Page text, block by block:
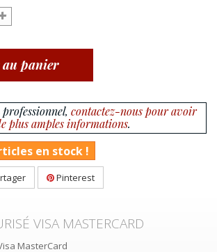
panier
contactez-nous pour avoir
plus amples informations.
en stock !
Pinterest
VISA MASTERCARD